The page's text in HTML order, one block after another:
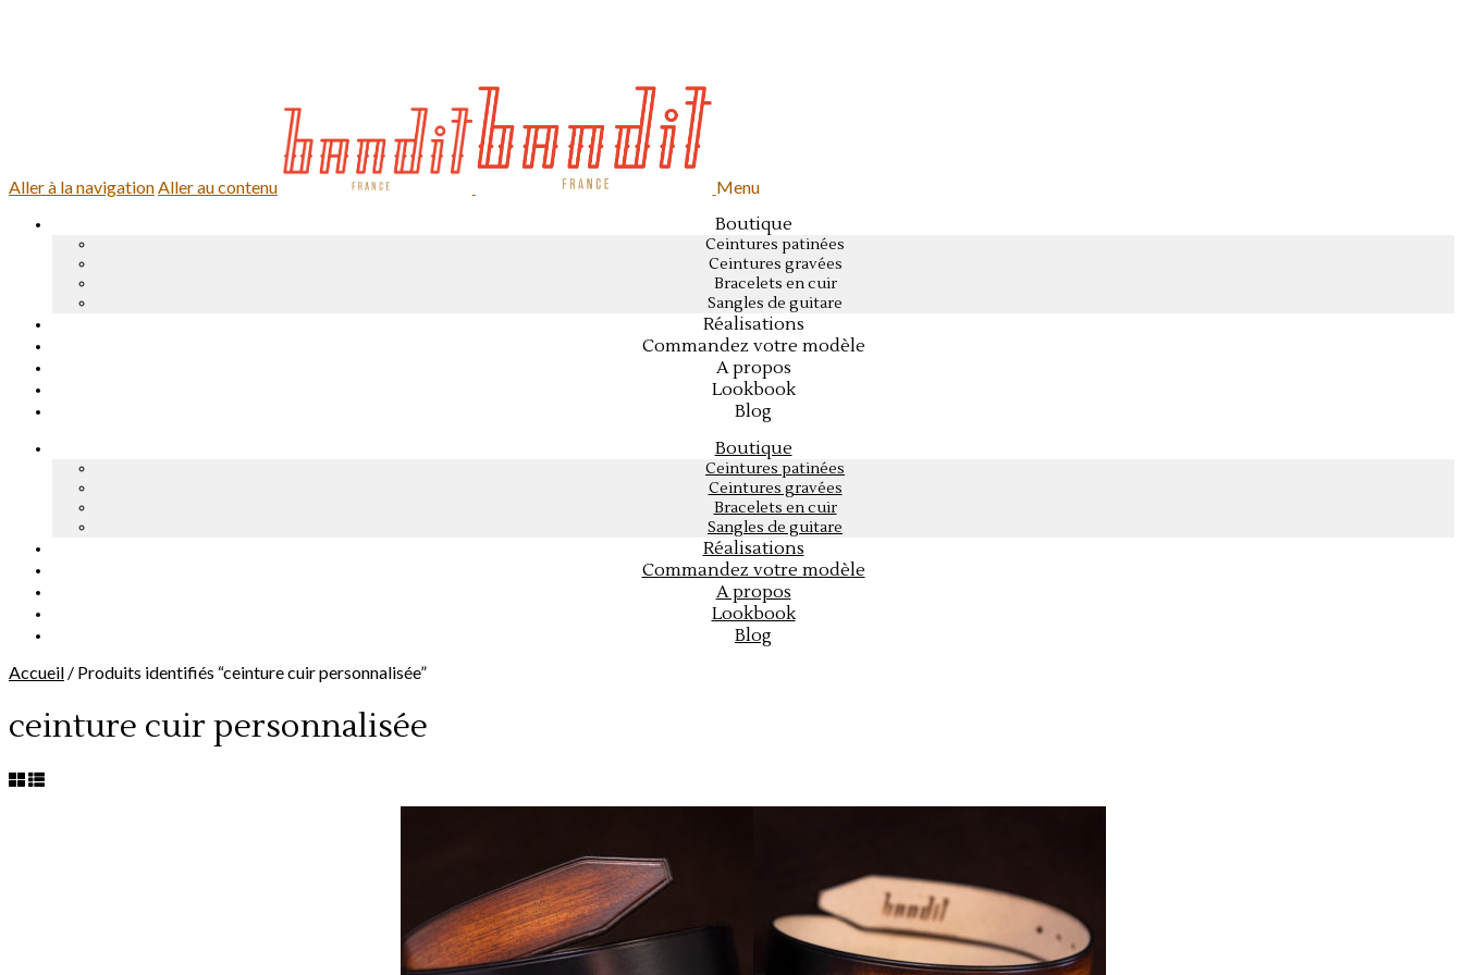
Aller à la navigationAller au contenu Menu
Boutique
Ceintures patinées
Ceintures gravées
Bracelets en cuir
Sangles de guitare
Réalisations
Commandez votre modèle
A propos
Lookbook
Blog
Boutique
Ceintures patinées
Ceintures gravées
Bracelets en cuir
Sangles de guitare
Réalisations
Commandez votre modèle
A propos
Lookbook
Blog
Accueil / Produits identifiés “ceinture cuir personnalisée”
ceinture cuir personnalisée